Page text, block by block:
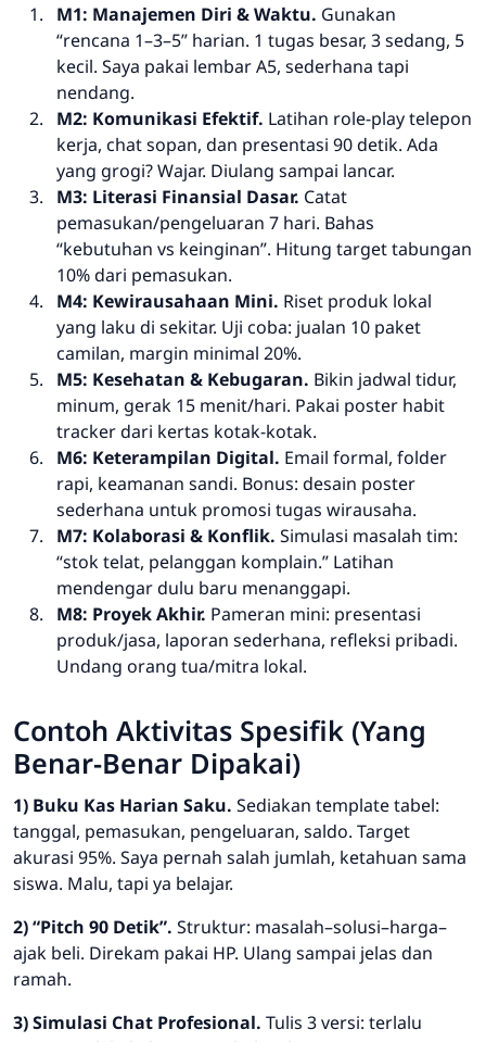
M1: Manajemen Diri & Waktu. Gunakan
“rencana 1–3–5” harian. 1 tugas besar, 3 sedang, 5
kecil. Saya pakai lembar A5, sederhana tapi
nendang.
M2: Komunikasi Efektif. Latihan role-playtelepon
kerja, chat sopan, dan presentasi 90 detik. Ada
yang grogi? Wajar. Diulang sampai lancar.
M3: Literasi Finansial Dasar. Catat
pemasukan/pengeluaran 7 hari. Bahas
“kebutuhan vs keinginan”. Hitung target tabungan
10% dari pemasukan.
M4: Kewirausahaan Mini. Riset produk lokal
yang laku di sekitar. Uji coba: jualan 10 paket
camilan, margin minimal 20%.
M5: Kesehatan & Kebugaran. Bikin jadwal tidur,
minum, gerak 15 menit/hari. Pakai poster habit
tracker dari kertas kotak-kotak.
M6: Keterampilan Digital. Email formal, folder
rapi, keamanan sandi. Bonus: desain poster
sederhana untuk promosi tugas wirausaha.
M7: Kolaborasi & Konflik. Simulasi masalah tim:
“stok telat, pelanggan komplain.” Latihan
mendengar dulu baru menanggapi.
M8: Proyek Akhir. Pameran mini: presentasi
produk/jasa, laporan sederhana, refleksi pribadi.
Undang orang tua/mitra lokal.
Contoh Aktivitas Spesifik (Yang
Benar-Benar Dipakai)
1) Buku Kas Harian Saku. Sediakan template tabel:
tanggal, pemasukan, pengeluaran, saldo. Target
akurasi 95%. Saya pernah salah jumlah, ketahuan sama
siswa. Malu, tapi ya belajar.
2) “Pitch 90 Detik”. Struktur: masalah–solusi–harga–
ajak beli. Direkam pakai HP. Ulang sampai jelas dan
ramah.
3) Simulasi Chat Profesional. Tulis 3 versi: terlalu